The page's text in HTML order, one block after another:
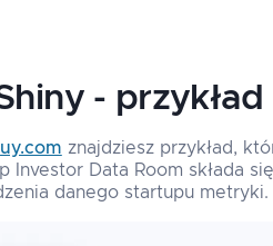
- przykład
znajdziesz przykład,
Data Room składa
danego startupu metryki.